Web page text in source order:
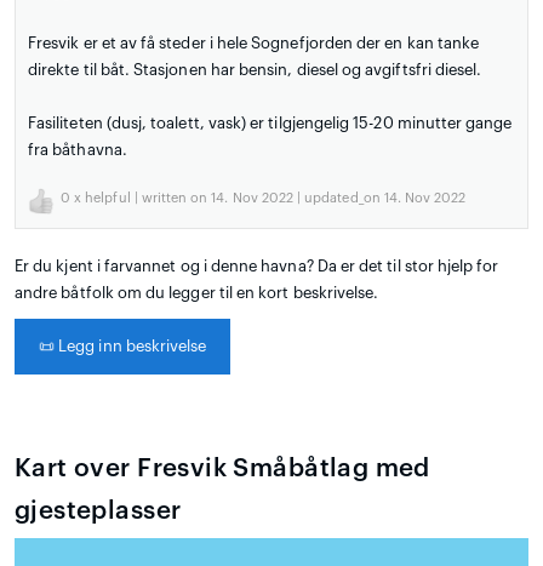
Fresvik er et av få steder i hele Sognefjorden der en kan tanke
direkte til båt. Stasjonen har bensin, diesel og avgiftsfri diesel.
Fasiliteten (dusj, toalett, vask) er tilgjengelig 15-20 minutter gange
fra båthavna.
0 x helpful | written on 14. Nov 2022 | updated_on 14. Nov 2022
Er du kjent i farvannet og i denne havna? Da er det til stor hjelp for
andre båtfolk om du legger til en kort beskrivelse.
📜 Legg inn beskrivelse
Kart over Fresvik Småbåtlag med
gjesteplasser